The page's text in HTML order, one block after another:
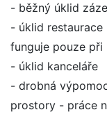
- běžný úklid
- úklid
funguje pouze při
- úklid kanceláře
- drobná
prostory - práce